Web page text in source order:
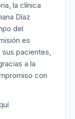
la clínica
Díaz
del
es
sus pacientes,
a la
con